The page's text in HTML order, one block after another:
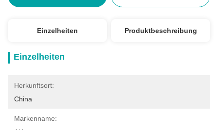
Einzelheiten Produktbeschreibung
Einzelheiten
Herkunftsort:
China
Markenname: